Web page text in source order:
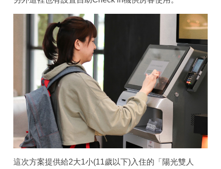
這次方案提供給2大1小(11歲以下)入住的「陽光雙人